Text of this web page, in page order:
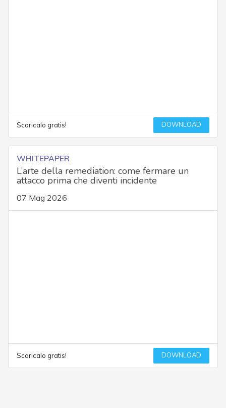
Scaricalo gratis! DOWNLOAD
WHITEPAPER
L’arte della remediation: come fermare un
attacco prima che diventi incidente
07 Mag 2026
Scaricalo gratis! DOWNLOAD